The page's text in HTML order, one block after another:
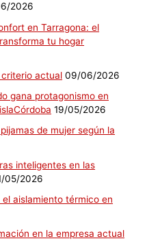
2026
en Tarragona: el
tu hogar
actual 09/06/2026
gana protagonismo en
19/05/2026
de mujer según la
inteligentes en las
05/2026
aislamiento térmico en
en la empresa actual